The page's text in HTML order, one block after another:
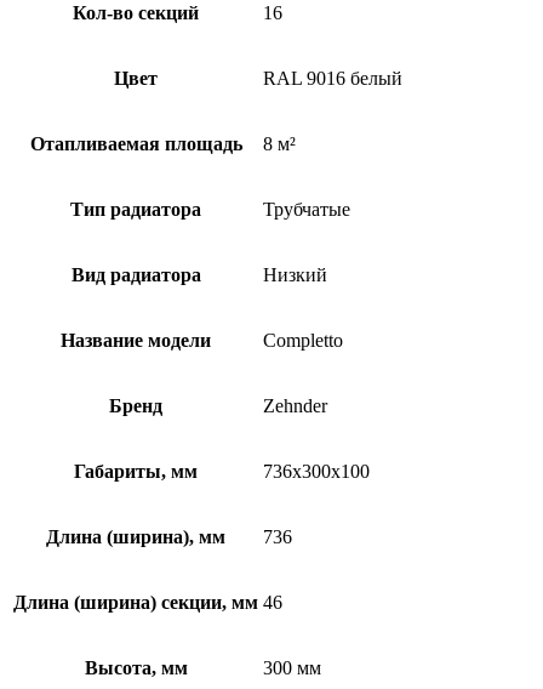
Кол-во секций 16
Цвет RAL 9016 белый
Отапливаемая площадь 8 м²
Тип радиатора Трубчатые
Вид радиатора Низкий
Название модели Completto
Бренд Zehnder
Габариты, мм 736x300x100
Длина (ширина), мм 736
Длина (ширина) секции, мм 46
Высота, мм 300 мм